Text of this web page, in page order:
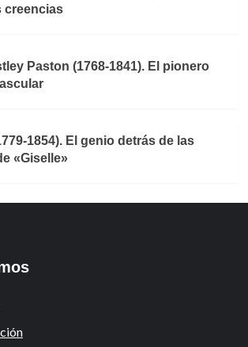
creencias
Paston (1768-1841). El pionero
1854). El genio detrás de las
«Giselle»